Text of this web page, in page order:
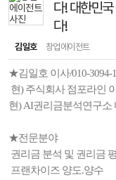
다! 대한민
다!
김일호 창업에이전트
★김일호 이사/010-3094-
현) 주식회사 점포라인
현) AI권리금분석연구소
★전문분야
권리금 분석 및 권리금
프랜차이즈 양도.양수